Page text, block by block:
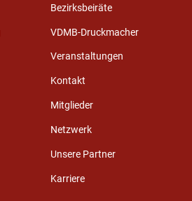
Bezirksbeiräte
VDMB-Druckmacher
Veranstaltungen
Kontakt
Mitglieder
Netzwerk
Unsere Partner
Karriere